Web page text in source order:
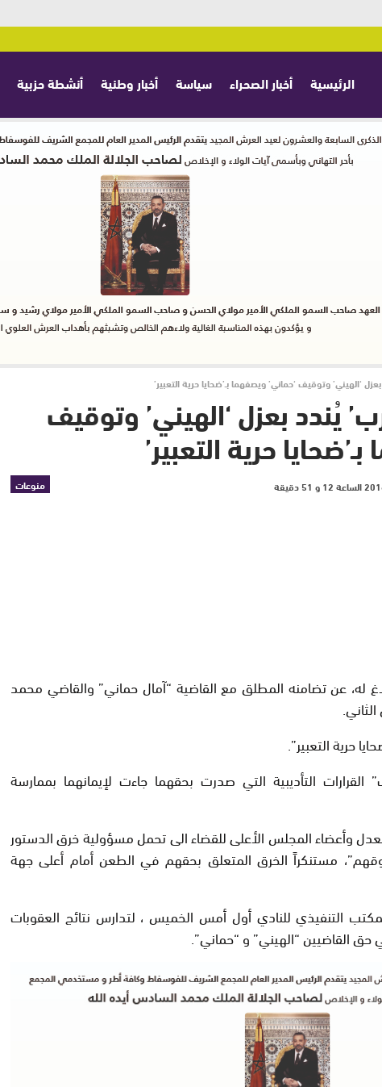
الرئيسية أخبار الصحراء سياسة أخبار وطنية أنشطة حزبية
‘الهيني’ وتوقيف ‘حماني’ ويصفهما بـ’ضحايا حرية التعبير’
يُندد بعزل ‘الهيني’ وتوقيف
حرية التعبير’
منوعات
له، عن تضامنه المطلق مع القاضية “آمال حماني” والقاضي محمد
.
حرية التعبير”.
التأديبية التي صدرت بحقهما جاءت لإيمانهما بممارسة
وأعضاء المجلس الأعلى للقضاء الى تحمل مسؤولية خرق الدستور
مستنكراً الخرق المتعلق بحقهم في الطعن أمام أعلى جهة
التنفيذي للنادي أول أمس الخميس ، لتدارس نتائج العقوبات
حق القاضيين“الهيني” و “حماني”.